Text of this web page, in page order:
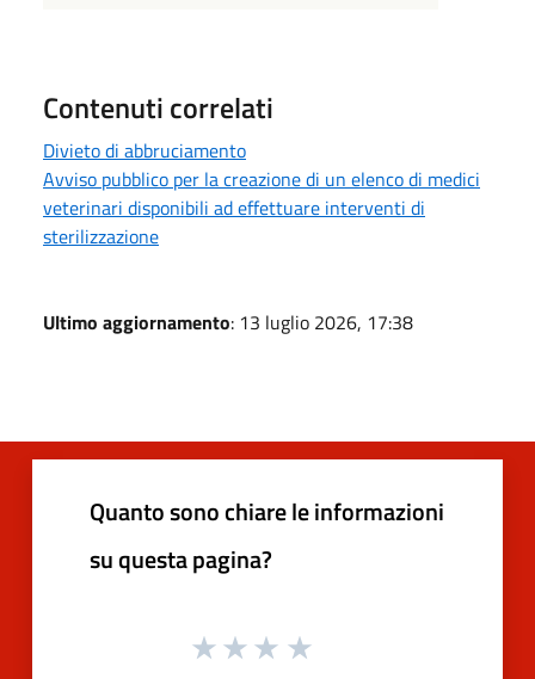
Contenuti correlati
Divieto di abbruciamento
Avviso pubblico per la creazione di un elenco di medici
veterinari disponibili ad effettuare interventi di
sterilizzazione
Ultimo aggiornamento: 13 luglio 2026, 17:38
Quanto sono chiare le informazioni
su questa pagina?